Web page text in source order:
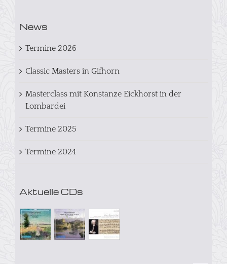
News
Termine 2026
Classic Masters in Gifhorn
Masterclass mit Konstanze Eickhorst in der
Lombardei
Termine 2025
Termine 2024
Aktuelle CDs